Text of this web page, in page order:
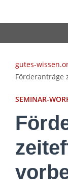
gutes-
Förderanträge
SEMINAR-